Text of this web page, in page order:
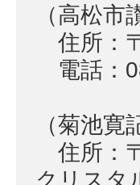
（高松市
住所：
電話：
（菊池寛
住所：
クリスタ